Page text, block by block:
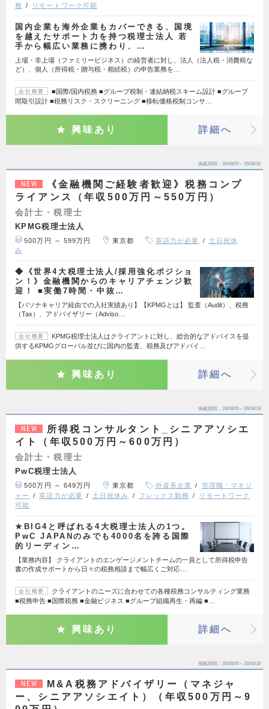
務
リモートワーク可能
国内企業も海外企業もカバーできる、国境
を越えたサポート力を持つ税理士法人 若
手から幅広い業務に携わり、…
上場・非上場（ファミリービジネス）の経営者に対し、法人（法人税・消費税な
ど）、個人（所得税・贈与税・相続税）の申告業務を…
会社概要
■国際/国内税務 ■グループ税制・連結納税スキーム設計 ■グループ
間取引設計 ■税務リスク・スクリーニング ■移転価格税制コンサ…
興味あり 詳細へ
掲載期間 26/08/05～26/08/18
NEW
《金融機関ご経験者歓迎》税務コンプ
ライアンス（年収500万円～550万円）
会計士・税理士
KPMG税理士法人
500万円 ～ 599万円 東京都 英語力が必要
土日祝休
み
◆《世界4大税理士法人/採用強化ポジショ
ン！》金融機関からのキャリアチェンジ歓
迎！ ■実働7時間・中抜…
【パソナキャリア経由での入社実績あり】【KPMGとは】 監査（Audit）、税務
（Tax）、アドバイザリー（Adviso…
会社概要
KPMG税理士法人はクライアントに対し、総合的なアドバイスを提
供するKPMGグローバル並びに国内の監査、税務及びアドバイ…
興味あり 詳細へ
掲載期間 26/08/05～26/08/18
NEW
所得税コンサルタント_シニアアソシエ
イト（年収500万円～600万円）
会計士・税理士
PwC税理士法人
500万円 ～ 649万円 東京都 外資系企業
管理職・マネジ
ャー
英語力が必要 土日祝休み フレックス勤務
リモートワーク
可能
★BIG4と呼ばれる4大税理士法人の1つ。
PwC JAPANのみでも4000名を誇る国際
的リーディン…
【業務内容】 クライアントのエンゲージメントチームの一員として所得税申告
書の作成サポートから日々の税務相談まで幅広くご対応…
会社概要
クライアントのニーズに合わせての各種税務コンサルティング業務
■税務申告 ■国際税務 ■金融ビジネス ■グループ組織再生・再編 ■…
興味あり 詳細へ
掲載期間 26/08/05～26/08/18
NEW
M&A税務アドバイザリー（マネジャ
ー、シニアアソシエイト）（年収500万円～9